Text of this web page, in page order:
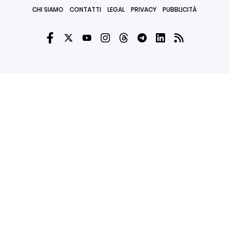
CHI SIAMO CONTATTI LEGAL PRIVACY PUBBLICITÀ